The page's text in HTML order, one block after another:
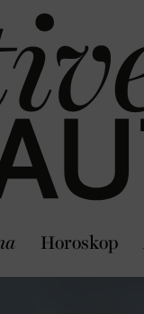
Horoskop